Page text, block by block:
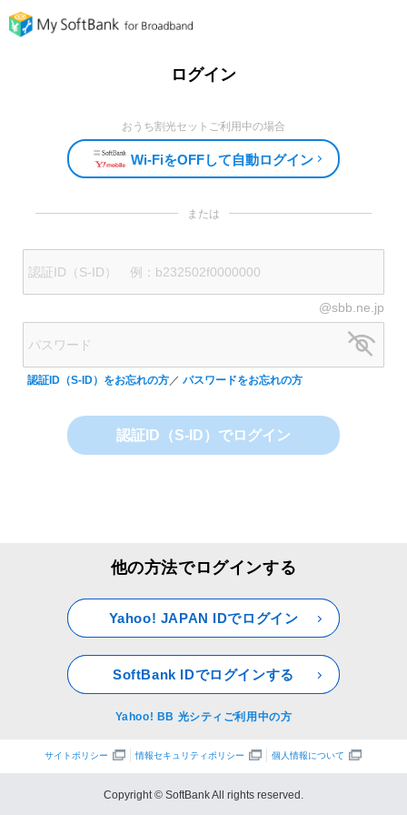
ログイン
おうち割光セットご利用中の場合
Wi-FiをOFFして自動ログイン
または
@sbb.ne.jp
認証ID（S-ID）をお忘れの方／ パスワードをお忘れの方
認証ID（S-ID）でログイン
他の方法でログインする
Yahoo! JAPAN IDでログイン
SoftBank IDでログインする
Yahoo! BB 光シティご利用中の方
サイトポリシー 情報セキュリティポリシー 個人情報について
Copyright © SoftBank All rights reserved.